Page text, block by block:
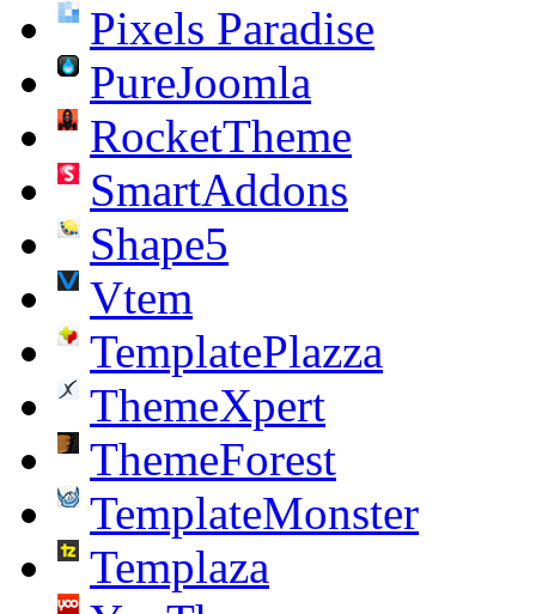
Pixels Paradise
PureJoomla
RocketTheme
SmartAddons
Shape5
Vtem
TemplatePlazza
ThemeXpert
ThemeForest
TemplateMonster
Templaza